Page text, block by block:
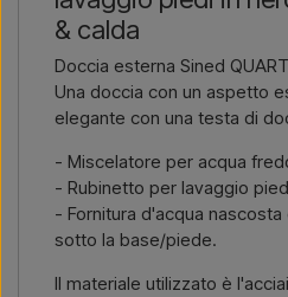
& calda
Doccia esterna Sined
Una doccia con un aspetto
elegante con una testa di
- Miscelatore per acqua
- Rubinetto per lavaggio
- Fornitura d'acqua
sotto la base/piede.
Il materiale utilizzato è